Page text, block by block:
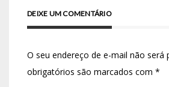
DEIXE UM COMENTÁRIO
O seu endereço de e-mail não será
obrigatórios são marcados com *